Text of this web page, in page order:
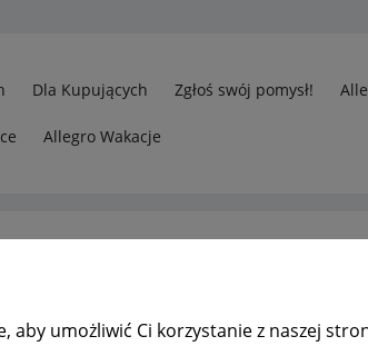
aby umożliwić Ci korzystanie z naszej
Dla Kupujących Zgłoś swój pomysł!
Allegro Wakacje